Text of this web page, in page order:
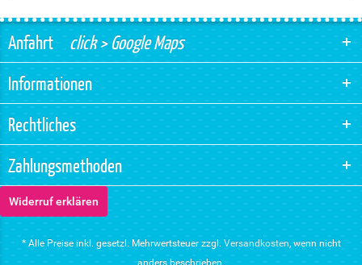
Anfahrtclick > Google Maps
Informationen
Rechtliches
Zahlungsmethoden
Widerruf erklären
* Alle Preise inkl. gesetzl. Mehrwertsteuer zzgl. Versandkosten, wenn nicht